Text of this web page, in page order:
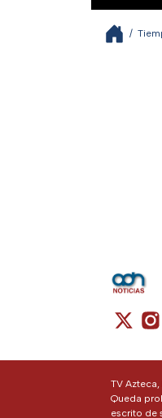
/
TV
Queda
escrito de